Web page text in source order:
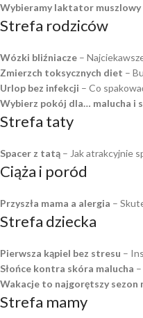
Wybieramy laktator muszlowy
Strefa rodziców
Wózki bliźniacze –
Zmierzch toksycznych diet –
Urlop bez infekcji – Co
Wybierz pokój dla… malucha i
Strefa taty
Spacer z tatą – Jak atrakcyjnie
Ciąża i poród
Przyszła mama a alergia –
Strefa dziecka
Pierwsza kąpiel bez stresu –
Słońce kontra skóra malucha
Wakacje to najgorętszy sezon
Strefa mamy